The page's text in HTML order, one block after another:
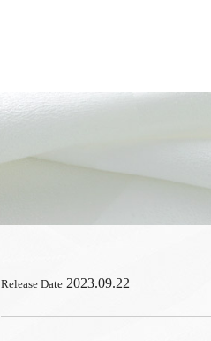
Release Date 2023.09.22